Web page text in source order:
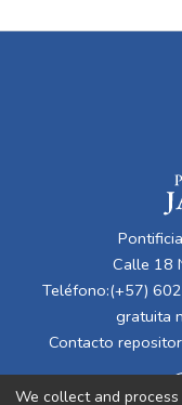
Calle 18
Teléfono:(+57)
gratuita
Contacto
We collect and